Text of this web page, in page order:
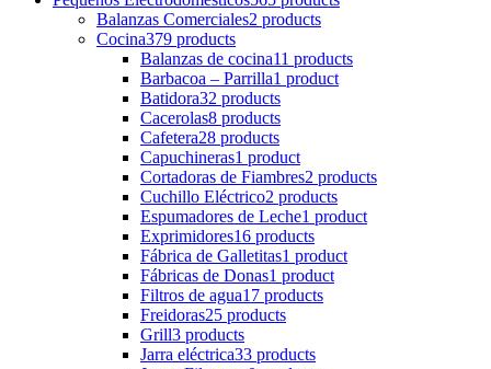
Balanzas Comerciales2 products
Cocina379 products
Balanzas de cocina11 products
Barbacoa – Parrilla1 product
Batidora32 products
Cacerolas8 products
Cafetera28 products
Capuchineras1 product
Cortadoras de Fiambres2 products
Cuchillo Eléctrico2 products
Espumadores de Leche1 product
Exprimidores16 products
Fábrica de Galletitas1 product
Fábricas de Donas1 product
Filtros de agua17 products
Freidoras25 products
Grill3 products
Jarra eléctrica33 products